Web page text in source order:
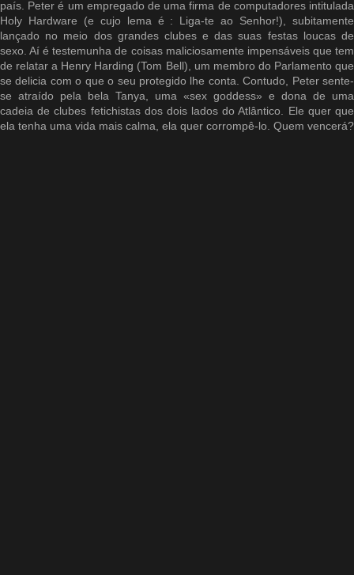
país. Peter é um empregado de uma firma de computadores intitulada
Holy Hardware (e cujo lema é : Liga-te ao Senhor!), subitamente
lançado no meio dos grandes clubes e das suas festas loucas de
sexo. Aí é testemunha de coisas maliciosamente impensáveis que tem
de relatar a Henry Harding (Tom Bell), um membro do Parlamento que
se delicia com o que o seu protegido lhe conta. Contudo, Peter sente-
se atraído pela bela Tanya, uma «sex goddess» e dona de uma
cadeia de clubes fetichistas dos dois lados do Atlântico. Ele quer que
ela tenha uma vida mais calma, ela quer corrompê-lo. Quem vencerá?